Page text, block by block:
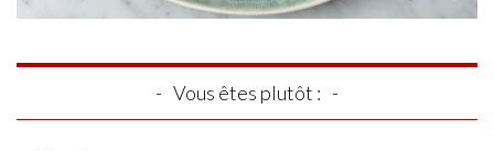
Vous êtes plutôt :